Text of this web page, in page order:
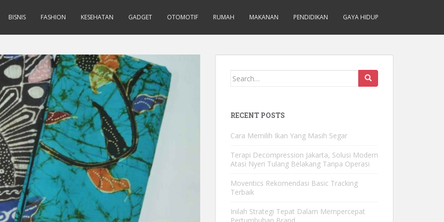
BISNIS FASHION KESEHATAN GADGET OTOMOTIF RUMAH MAKANAN PENDIDIKAN GAYA HIDUP
Search for:
RECENT POSTS
Cara Memilih Ikan Yang Masih Segar
Terapi Decompression Jakarta, Solusi Modern
Atasi Nyeri Tulang Belakang Tanpa Operasi
Moventics Rekomendasi Basic Tracking
Terbaik
Inilah Strategi Tepat Dalam Mempercepat